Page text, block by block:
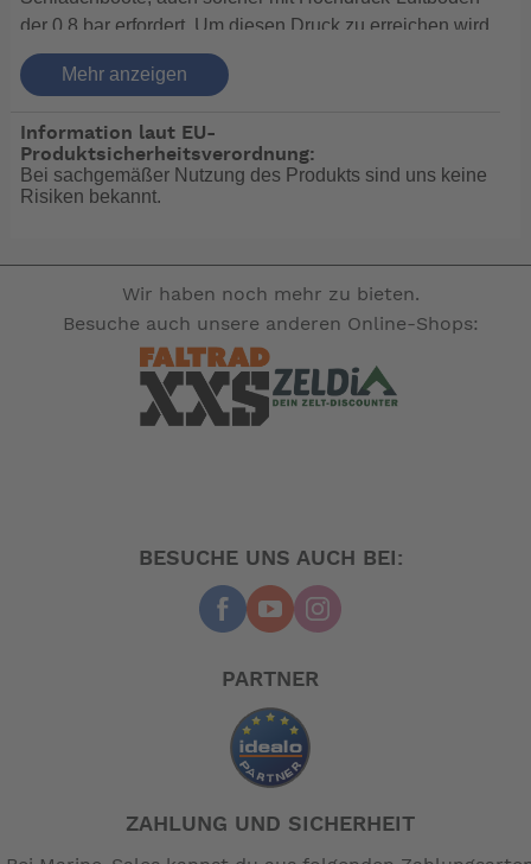
der 0,8 bar erfordert. Um diesen Druck zu erreichen wird
das in der Mitte der Pumpe befindliche Ventil (gelb)
geöffnet. Mit geschlossenem Ventil steht Ihnen ein
0,3 bar zur Verfügung, bei geöffnetem Ventil ca. 1,5 ltr.
und eine Druckleistung bis 0,8 bar. Lieferung inkl. 2
Luftdüsen und Adapter 566450.
Mehr anzeigen
Information laut EU-
Produktsicherheitsverordnung:
Bei sachgemäßer Nutzung des Produkts sind uns keine
Risiken bekannt.
Wir haben noch mehr zu bieten.
Besuche auch unsere anderen Online-Shops:
BESUCHE UNS AUCH BEI:
PARTNER
ZAHLUNG UND SICHERHEIT